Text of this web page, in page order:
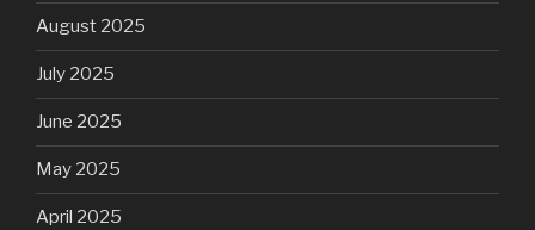
August 2025
July 2025
June 2025
May 2025
April 2025